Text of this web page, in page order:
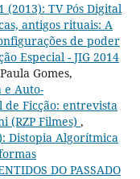
(2013): TV Pós Digital
antigos rituais: A
de poder
Especial - JIG 2014
Gomes,
Auto-
Ficção: entrevista
(RZP Filmes) ,
Distopia Algorítmica
DO PASSADO